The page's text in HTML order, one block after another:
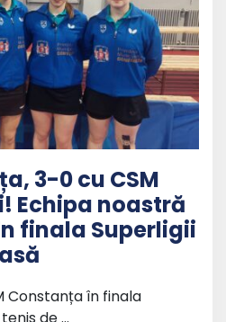
3-0 cu CSM
Echipa noastră
finala Superligii
Constanța în finala